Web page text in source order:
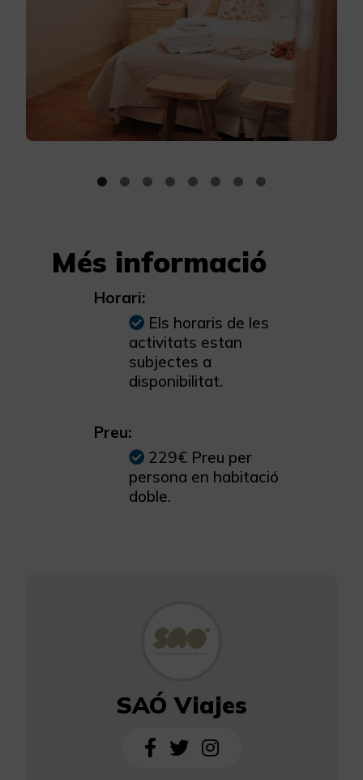
Més informació
Horari:
Els horaris de les
activitats estan
subjectes a
disponibilitat.
Preu:
229€ Preu per
persona en habitació
doble.
SAÓ Viajes